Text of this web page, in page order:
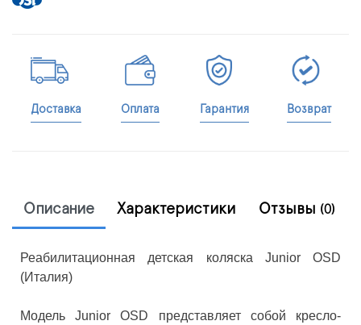
Доставка Оплата Гарантия Возврат
Описание Характеристики Отзывы (0)
Реабилитационная детская коляска Junior OSD
(Италия)
Модель Junior OSD представляет собой кресло-